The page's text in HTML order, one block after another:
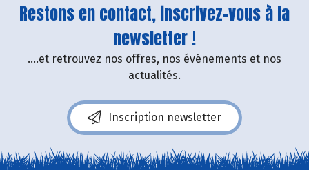
Restons en contact, inscrivez-vous à la
newsletter !
....et retrouvez nos offres, nos événements et nos
actualités.
Inscription newsletter